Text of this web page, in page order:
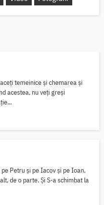
temeinice și chemarea și
acestea, nu veți greși
Petru și pe Iacov și pe Ioan,
de o parte. Și S-a schimbat la